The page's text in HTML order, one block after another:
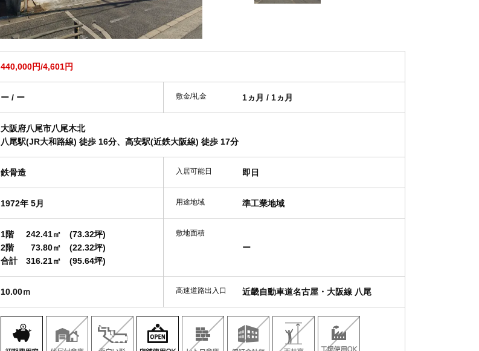
440,000円/4,601円
ー / ー 敷金/礼金 1ヵ月 / 1ヵ月
大阪府八尾市八尾木北
八尾駅(JR大和路線) 徒歩 16分、高安駅(近鉄大阪線) 徒歩 17分
鉄骨造 入居可能日 即日
1972年 5月 用途地域 準工業地域
1階 242.41㎡
(73.32坪)
2階
73.80㎡
(22.32坪)
合計
316.21㎡ (95.64坪)
敷地面積
ー
10.00ｍ 高速道路出入口 近畿自動車道名古屋・大阪線 八尾